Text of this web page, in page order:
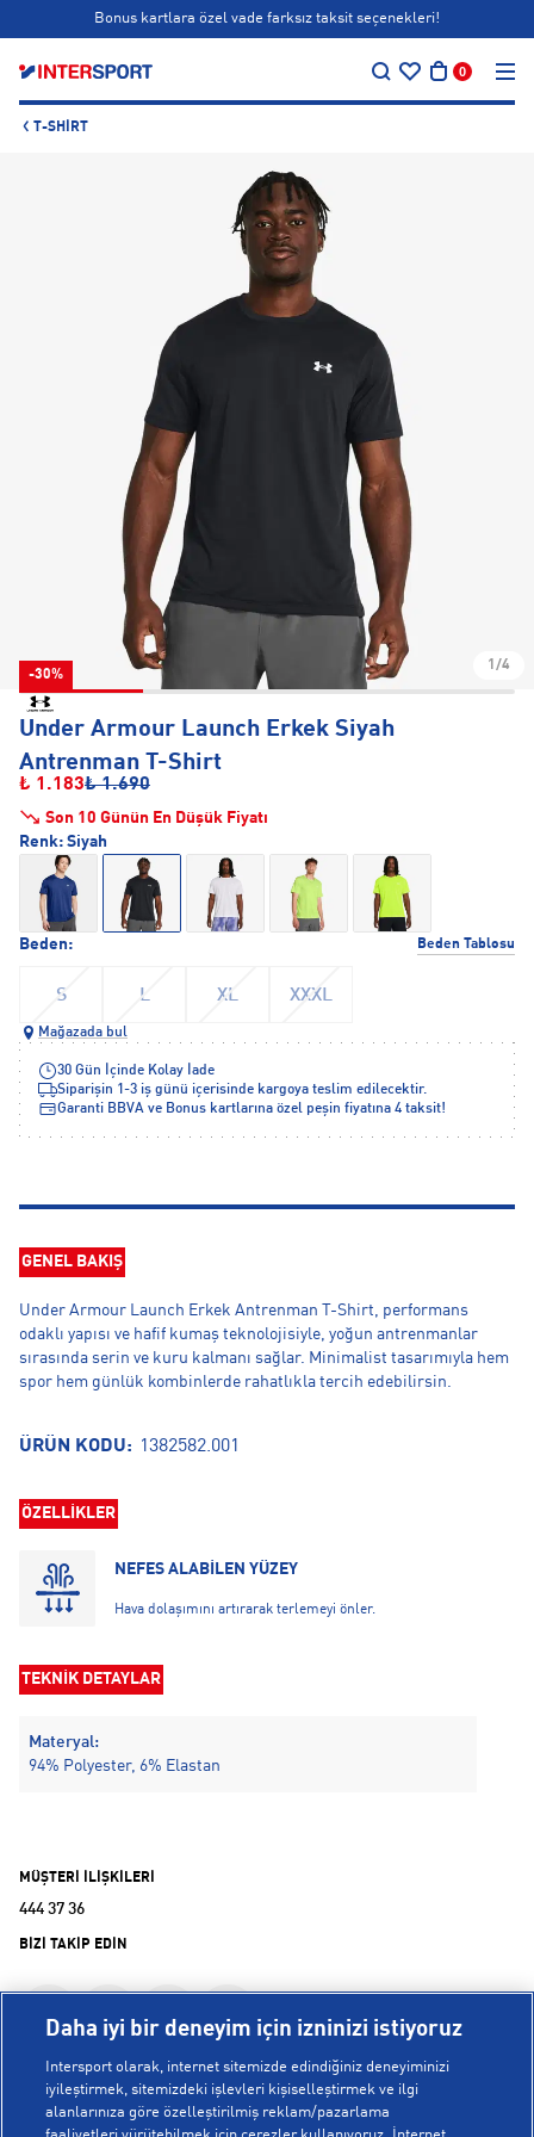
Bonus kartlara özel vade farksız taksit seçenekleri!
0
T-SHIRT
-30%
1/4
Under Armour Launch Erkek Siyah
Antrenman T-Shirt
₺ 1.183₺ 1.690
Son 10 Günün En Düşük Fiyatı
Beden: Beden Tablosu
S L XL XXXL
Renk: Siyah
Mağazada bul
30 Gün İçinde Kolay İade
Siparişin 1-3 iş günü içerisinde kargoya teslim edilecektir.
Garanti BBVA ve Bonus kartlarına özel peşin fiyatına 4 taksit!
GENEL BAKIŞ
Under Armour Launch Erkek Antrenman T-Shirt, performans
odaklı yapısı ve hafif kumaş teknolojisiyle, yoğun antrenmanlar
sırasında serin ve kuru kalmanı sağlar. Minimalist tasarımıyla hem
spor hem günlük kombinlerde rahatlıkla tercih edebilirsin.
ÜRÜN KODU: 1382582.001
ÖZELLİKLER
NEFES ALABİLEN YÜZEY
Hava dolaşımını artırarak terlemeyi önler.
TEKNİK DETAYLAR
Materyal:
94% Polyester, 6% Elastan
MÜŞTERİ İLİŞKİLERİ
444 37 36
BİZİ TAKİP EDİN
KURUMSAL
Daha iyi bir deneyim için izninizi istiyoruz
Intersport olarak, internet sitemizde edindiğiniz deneyiminizi
iyileştirmek, sitemizdeki işlevleri kişiselleştirmek ve ilgi
alanlarınıza göre özelleştirilmiş reklam/pazarlama